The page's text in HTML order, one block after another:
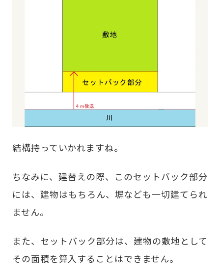
結構持っていかれますね。
ちなみに、建替えの際、このセットバック部分
には、建物はもちろん、塀なども一切建てられ
ません。
また、セットバック部分は、建物の敷地として
その面積を算入することはできません。